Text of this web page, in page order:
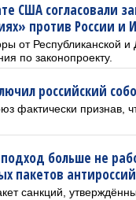
США согласовали
против России и
от Республиканской
по законопроекту.
российский
фактически признав,
больше не
пакетов
санкций,